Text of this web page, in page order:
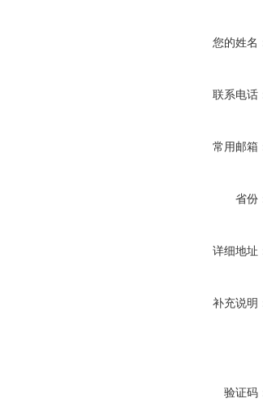
您的姓名
联系电话
常用邮箱
省份
详细地址
补充说明
验证码